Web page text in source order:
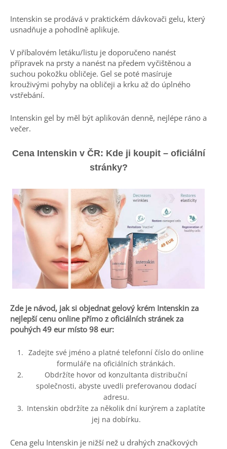
Intenskin se prodává v praktickém dávkovači gelu, který
usnadňuje a pohodlně aplikuje.
V příbalovém letáku/listu je doporučeno nanést
přípravek na prsty a nanést na předem vyčištěnou a
suchou pokožku obličeje. Gel se poté masíruje
krouživými pohyby na obličeji a krku až do úplného
vstřebání.
Intenskin gel by měl být aplikován denně, nejlépe ráno a
večer.
Cena Intenskin v ČR: Kde ji koupit – oficiální
stránky?
Zde je návod, jak si objednat gelový krém Intenskin za
nejlepší cenu online přímo z oficiálních stránek za
pouhých 49 eur místo 98 eur:
Zadejte své jméno a platné telefonní číslo do online
formuláře na oficiálních stránkách.
Obdržíte hovor od konzultanta distribuční
společnosti, abyste uvedli preferovanou dodací
adresu.
Intenskin obdržíte za několik dní kurýrem a zaplatíte
jej na dobírku.
Cena gelu Intenskin je nižší než u drahých značkových